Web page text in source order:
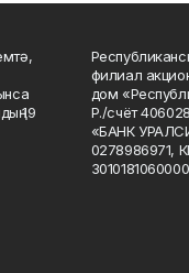
19
филиал
дом
Р./счёт
«БАНК
0278986971,